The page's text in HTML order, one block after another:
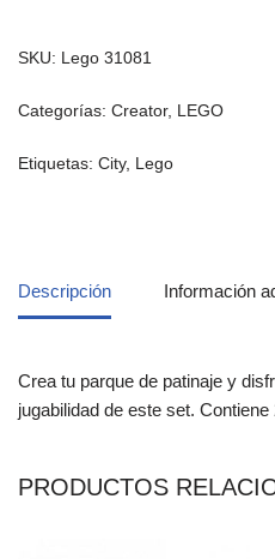
SKU: Lego 31081
Categorías: Creator, LEGO
Etiquetas: City, Lego
Descripción Información
Crea tu parque de patinaje y
jugabilidad de este set.
PRODUCTOS